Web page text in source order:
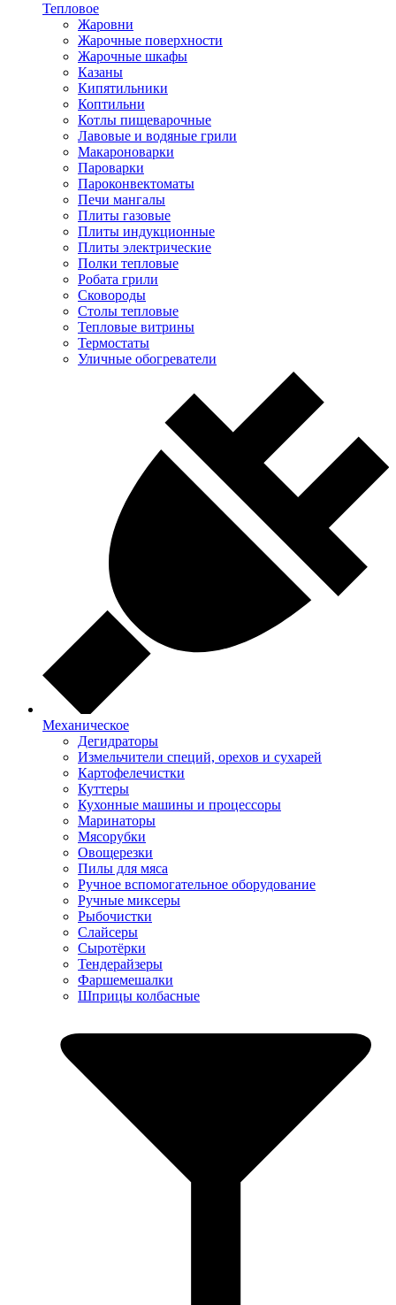
Тепловое
Жаровни
Жарочные поверхности
Жарочные шкафы
Казаны
Кипятильники
Коптильни
Котлы пищеварочные
Лавовые и водяные грили
Макароноварки
Пароварки
Пароконвектоматы
Печи мангалы
Плиты газовые
Плиты индукционные
Плиты электрические
Полки тепловые
Робата грили
Сковороды
Столы тепловые
Тепловые витрины
Термостаты
Уличные обогреватели
Механическое
Дегидраторы
Измельчители специй, орехов и сухарей
Картофелечистки
Куттеры
Кухонные машины и процессоры
Маринаторы
Мясорубки
Овощерезки
Пилы для мяса
Ручное вспомогательное оборудование
Ручные миксеры
Рыбочистки
Слайсеры
Сыротёрки
Тендерайзеры
Фаршемешалки
Шприцы колбасные